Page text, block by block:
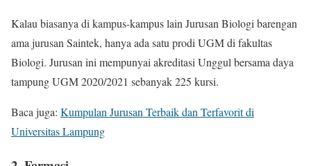
Kalau biasanya di kampus-kampus lain Jurusan Biologi barengan
ama jurusan Saintek, hanya ada satu prodi UGM di fakultas
Biologi. Jurusan ini mempunyai akreditasi Unggul bersama daya
tampung UGM 2020/2021 sebanyak 225 kursi.
Baca juga: Kumpulan Jurusan Terbaik dan Terfavorit di
Universitas Lampung